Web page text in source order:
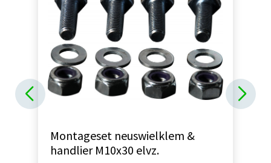
Montageset neuswielklem &
handlier M10x30 elvz.